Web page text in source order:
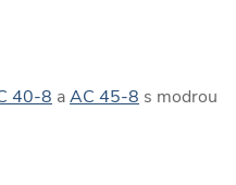
40-8 aAC 45-8 s modrou